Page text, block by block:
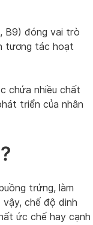
B9) đóng vai trò
tương tác hoạt
chứa nhiều chất
triển của nhân
trứng, làm
chế độ dinh
ức chế hay cạnh